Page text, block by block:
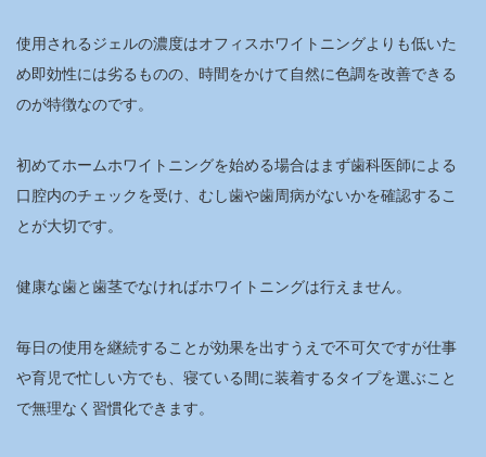
使用されるジェルの濃度はオフィスホワイトニングよりも低いた
め即効性には劣るものの、時間をかけて自然に色調を改善できる
のが特徴なのです。
初めてホームホワイトニングを始める場合はまず歯科医師による
口腔内のチェックを受け、むし歯や歯周病がないかを確認するこ
とが大切です。
健康な歯と歯茎でなければホワイトニングは行えません。
毎日の使用を継続することが効果を出すうえで不可欠ですが仕事
や育児で忙しい方でも、寝ている間に装着するタイプを選ぶこと
で無理なく習慣化できます。